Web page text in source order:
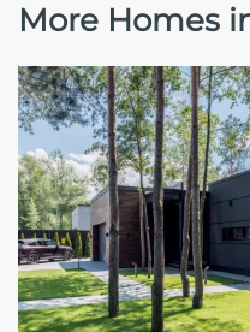
More Homes